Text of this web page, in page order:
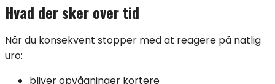
Hvad der sker over tid
Når du konsekvent stopper med at reagere på natlig
uro:
bliver opvågninger kortere